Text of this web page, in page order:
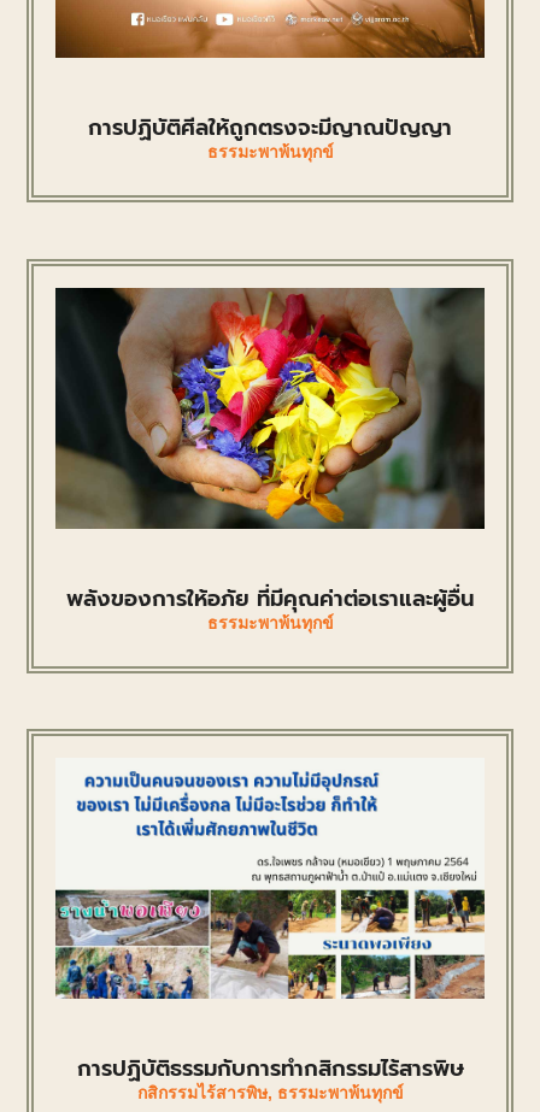
การปฏิบัติศีลให้ถูกตรงจะมีญาณปัญญา
ธรรมะพาพ้นทุกข์
พลังของการให้อภัย ที่มีคุณค่าต่อเราและผู้อื่น
ธรรมะพาพ้นทุกข์
การปฏิบัติธรรมกับการทำกสิกรรมไร้สารพิษ
กสิกรรมไร้สารพิษ, ธรรมะพาพ้นทุกข์